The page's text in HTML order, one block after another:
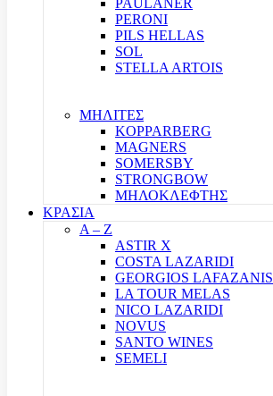
PERONI
PILS HELLAS
SOL
STELLA ARTOIS
ΜΗΛΙΤΕΣ
KOPPARBERG
MAGNERS
SOMERSBY
STRONGBOW
ΜΗΛΟΚΛΕΦΤΗΣ
ΚΡΑΣΙΑ
A – Z
ASTIR X
COSTA LAZARIDI
GEORGIOS LAFAZANIS
LA TOUR MELAS
NICO LAZARIDI
NOVUS
SANTO WINES
SEMELI